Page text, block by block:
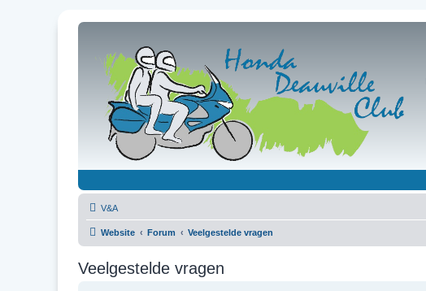
V&A
Website Forum Veelgestelde vragen
Veelgestelde vragen